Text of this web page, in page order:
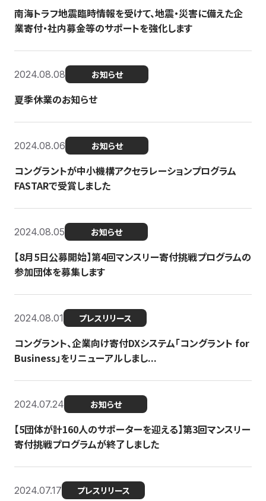
南海トラフ地震臨時情報を受けて、地震・災害に備えた企
業寄付・社内募金等のサポートを強化します
2024.08.08 お知らせ
夏季休業のお知らせ
2024.08.06 お知らせ
コングラントが中小機構アクセラレーションプログラム
FASTARで受賞しました
2024.08.05 お知らせ
【8月5日公募開始】第4回マンスリー寄付挑戦プログラムの
参加団体を募集します
2024.08.01 プレスリリース
コングラント、企業向け寄付DXシステム「コングラント for
Business」をリニューアルしまし...
2024.07.24 お知らせ
【5団体が計160人のサポーターを迎える】​​第3回マンスリー
寄付挑戦プログラムが終了しました
2024.07.17 プレスリリース